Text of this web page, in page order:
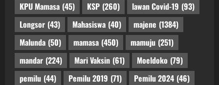
KPU Mamasa (45) KSP (260) lawan Covid-19 (93)
Longsor (43) Mahasiswa (40) majene (1384)
Malunda (50) mamasa (450) mamuju (251)
mandar (224) Mari Vaksin (61) Moeldoko (79)
pemilu (44) Pemilu 2019 (71) Pemilu 2024 (46)